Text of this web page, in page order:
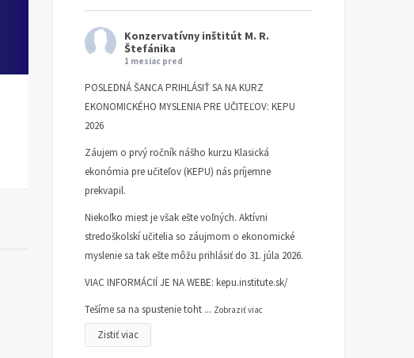
Čo sa môžeme naučiť od
Margaret Thatcher
ČLÁNKY
13. OKTÓBRA 2025
RAINER ZITELMANN
Prečo nie tri socialistické
Konzervatívny inštitút M. R.
Štefánika
1 mesiac pred
POSLEDNÁ ŠANCA PRIHLÁSIŤ SA NA KURZ
EKONOMICKÉHO MYSLENIA PRE UČITEĽOV: KEPU
2026
Záujem o prvý ročník nášho kurzu Klasická
ekonómia pre učiteľov (KEPU) nás príjemne
prekvapil.
Niekoľko miest je však ešte voľných. Aktívni
stredoškolskí učitelia so záujmom o ekonomické
myslenie sa tak ešte môžu prihlásiť do 31. júla 2026.
VIAC INFORMÁCIÍ JE NA WEBE: kepu.institute.sk/
Tešíme sa na spustenie toht ... Zobraziť viac
Zistiť viac